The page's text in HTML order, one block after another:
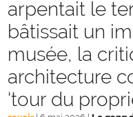
arpentait le
bâtissait un
musée, la
architecture
‘tour du